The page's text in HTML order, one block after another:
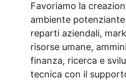
Favoriamo la
ambiente
reparti aziendali,
risorse umane,
finanza, ricerca e
tecnica con il